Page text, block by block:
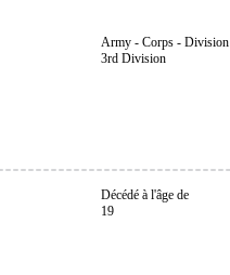
Army - Corps - Division
3rd Division
Décédé à l'âge de
19